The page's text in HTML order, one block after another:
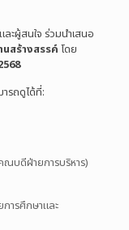
ะผู้สนใจ ร่วมนำเสนอ
สร้างสรรค์ โดย
รถดูได้ที่:
ณบดีฝ่ายการบริหาร)
ารศึกษาและ